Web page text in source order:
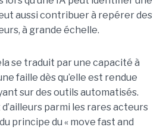
aussi contribuer à repérer des
à grande échelle.
se traduit par une capacité à
faille dès qu’elle est rendue
sur des outils automatisés.
parmi les rares acteurs
principe du « move fast and